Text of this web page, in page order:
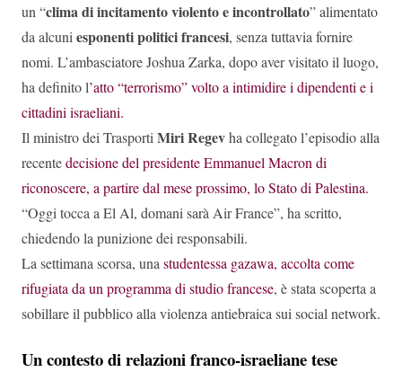
un “clima di incitamento violento e incontrollato” alimentato
da alcuniesponenti politici francesi, senza tuttavia fornire
nomi. L’ambasciatore Joshua Zarka, dopo aver visitato il luogo,
ha definito l’atto “terrorismo” volto a intimidire i dipendenti e i
cittadini israeliani.
Il ministro dei TrasportiMiri Regevha collegato l’episodio alla
recentedecisione del presidente Emmanuel Macron di
riconoscere, a partire dal mese prossimo, lo Stato di Palestina.
“Oggi tocca a El Al, domani sarà Air France”, ha scritto,
chiedendo la punizione dei responsabili.
La settimana scorsa, unastudentessa gazawa, accolta come
rifugiata da un programma di studio francese, è stata scoperta a
sobillare il pubblico alla violenza antiebraica sui social network.
Un contesto di relazioni franco-israeliane tese